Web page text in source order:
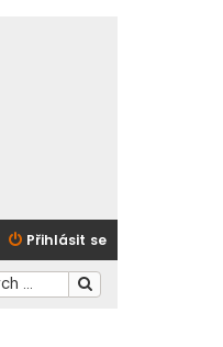
Přihlásit se